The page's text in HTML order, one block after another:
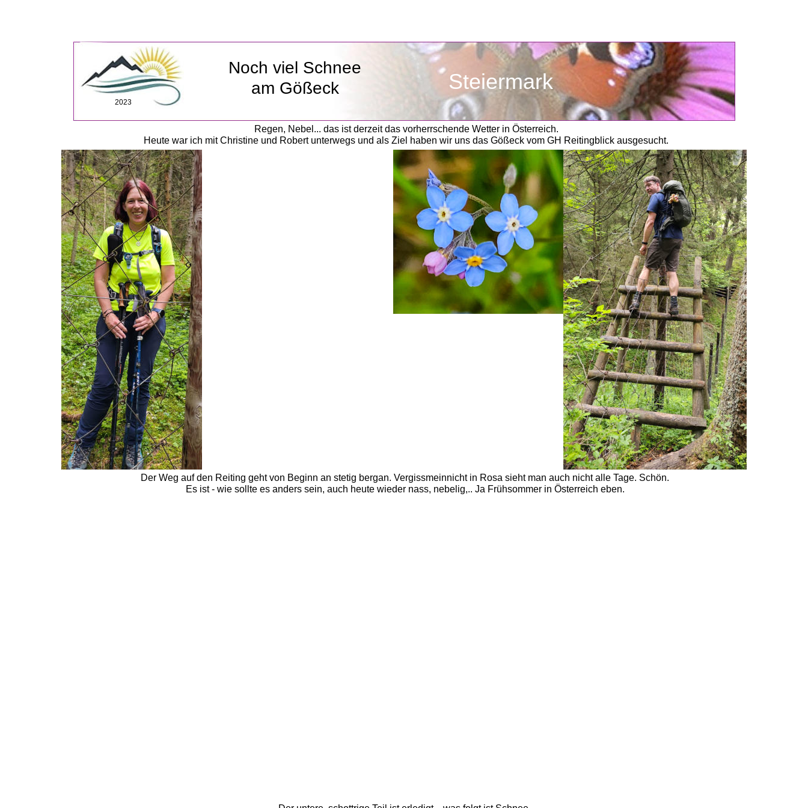
Regen, Nebel... das ist derzeit das vorherrschende Wetter in Österreich.
Heute war ich mit Christine und Robert unterwegs und als Ziel haben wir uns das Gößeck vom GH Reitingblick ausgesucht.
Steiermark
2023
Noch viel Schnee
am Gößeck
Der Weg auf den Reiting geht von Beginn an stetig bergan. Vergissmeinnicht in Rosa sieht man auch nicht alle Tage. Schön.
Es ist - wie sollte es anders sein, auch heute wieder nass, nebelig,.. Ja Frühsommer in Österreich eben.